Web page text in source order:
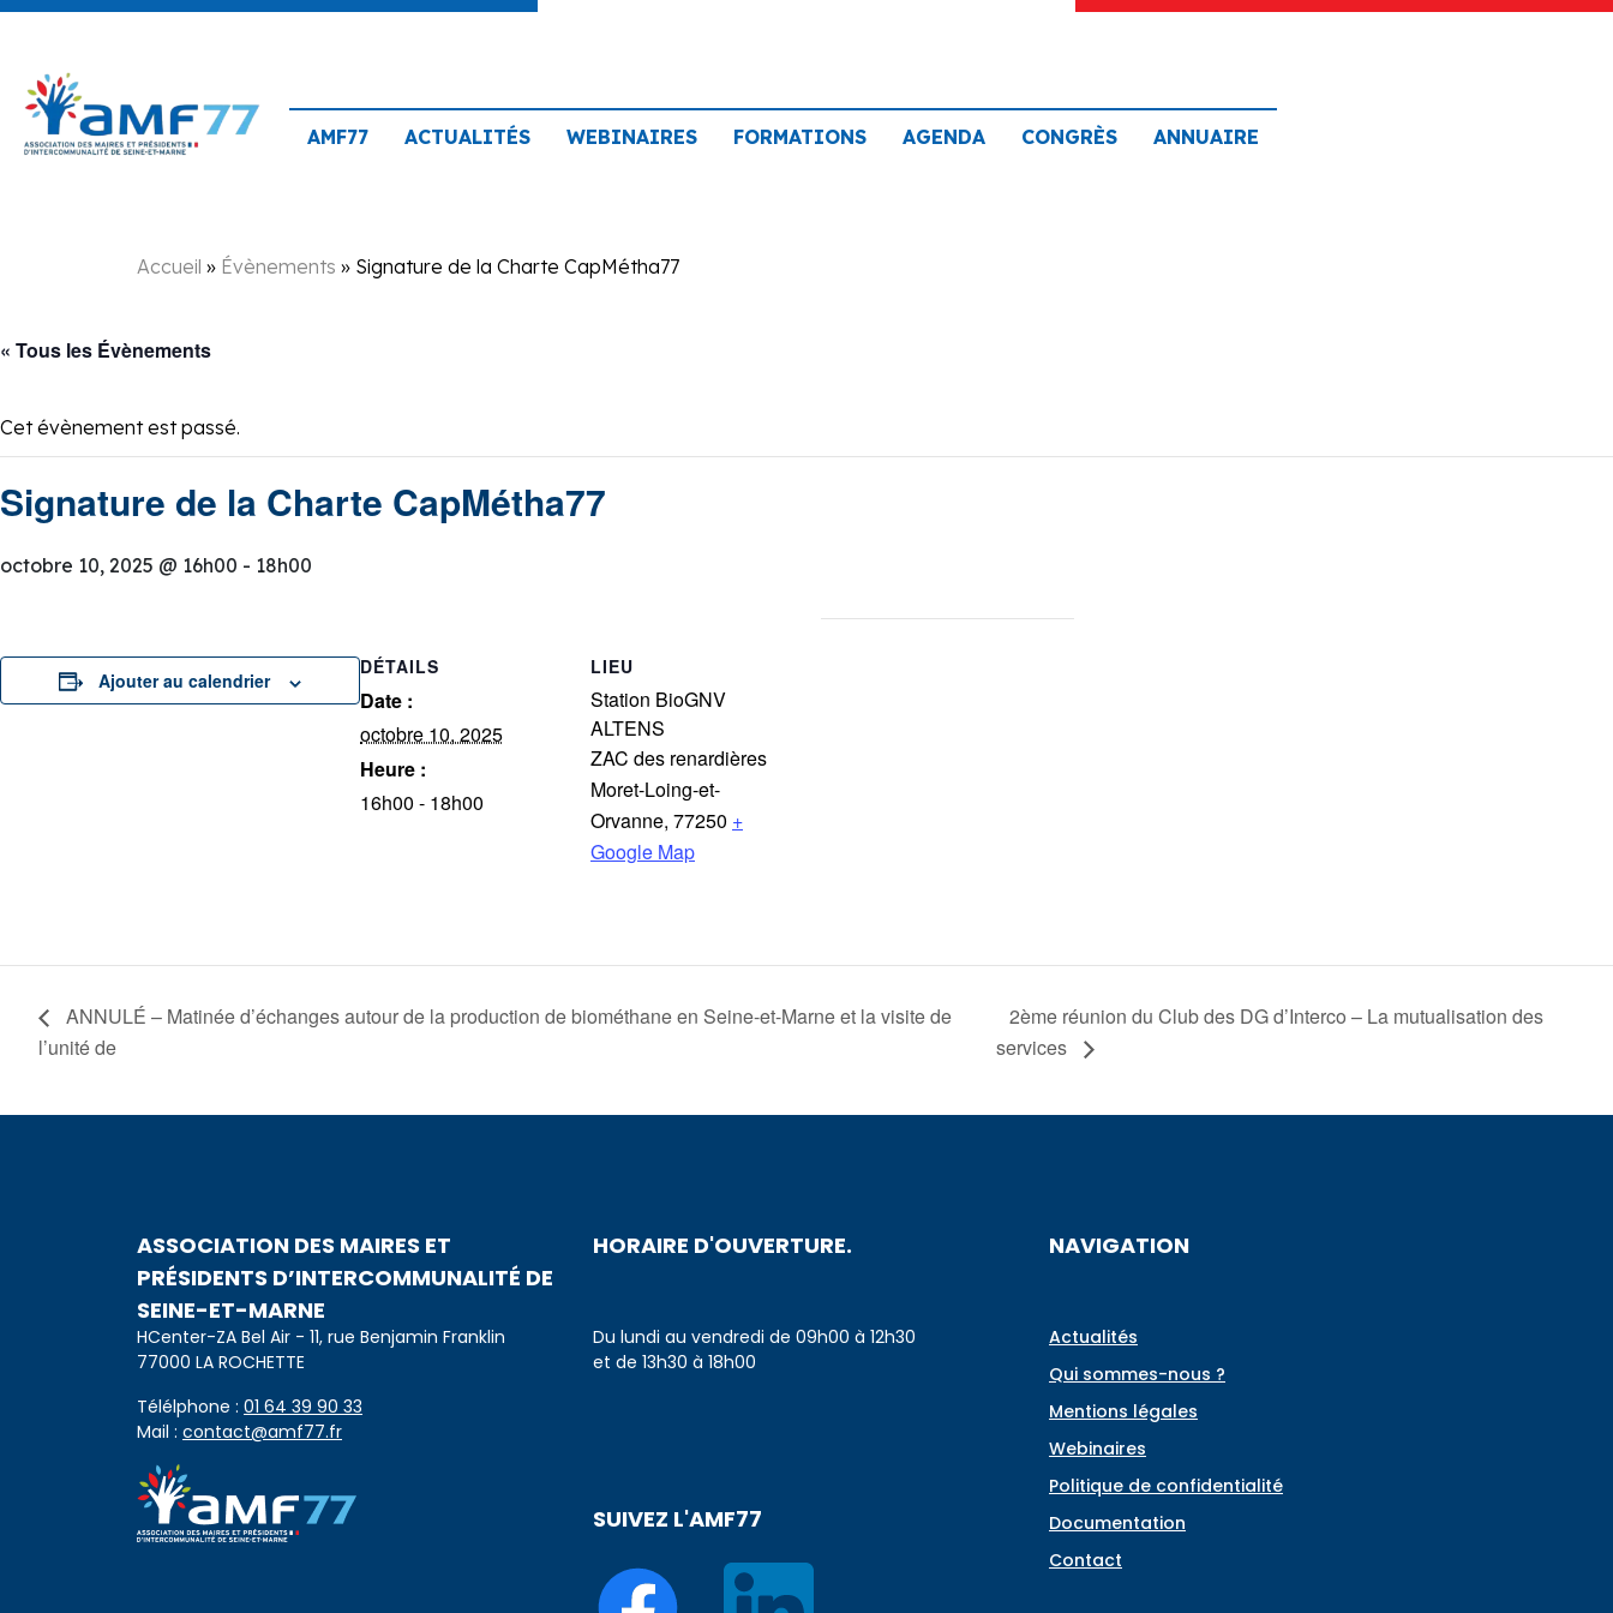
AMF77 ACTUALITÉS WEBINAIRES FORMATIONS AGENDA CONGRÈS ANNUAIRE
Accueil » Évènements » Signature de la Charte CapMétha77
« Tous les Évènements
Cet évènement est passé.
Signature de la Charte CapMétha77
octobre 10, 2025 @ 16h00 - 18h00
Ajouter au calendrier
DÉTAILS
Date :
octobre 10, 2025
Heure :
16h00 - 18h00
LIEU
Station BioGNV
ALTENS
ZAC des renardières
Moret-Loing-et-
Orvanne, 77250 +
Google Map
ANNULÉ – Matinée d’échanges autour de la production de biométhane en Seine-et-Marne et la visite de
l’unité de
2ème réunion du Club des DG d’Interco – La mutualisation des
services
ASSOCIATION DES MAIRES ET
PRÉSIDENTS D’INTERCOMMUNALITÉ DE
SEINE-ET-MARNE
HCenter-ZA Bel Air - 11, rue Benjamin Franklin
77000 LA ROCHETTE
Télélphone : 01 64 39 90 33
Mail : contact@amf77.fr
HORAIRE D'OUVERTURE.
Du lundi au vendredi de 09h00 à 12h30
et de 13h30 à 18h00
SUIVEZ L'AMF77
NAVIGATION
Actualités
Qui sommes-nous ?
Mentions légales
Webinaires
Politique de confidentialité
Documentation
Contact